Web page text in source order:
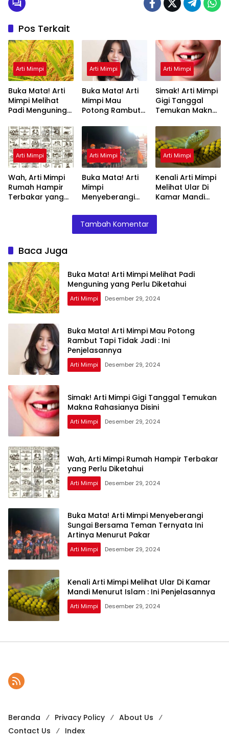
Pos Terkait
Arti Mimpi
Buka Mata! Arti
Mimpi Melihat
Padi Menguning
Diketahui
Arti Mimpi
Buka Mata! Arti
Mimpi Mau
Potong Rambut
Ini Penjelasannya
Arti Mimpi
Simak! Arti Mimpi
Gigi Tanggal
Temukan Makna
Arti Mimpi
Wah, Arti Mimpi
Rumah Hampir
Terbakar yang
Arti Mimpi
Buka Mata! Arti
Mimpi
Menyeberangi
Teman Ternyata
Ini Artinya
Menurut Pakar
Arti Mimpi
Kenali Arti Mimpi
Melihat Ular Di
Kamar Mandi
Ini Penjelasannya
Tambah Komentar
Baca Juga
Buka Mata! Arti Mimpi Melihat Padi
Menguning yang Perlu Diketahui
Arti Mimpi Desember 29, 2024
Buka Mata! Arti Mimpi Mau Potong
Rambut Tapi Tidak Jadi : Ini
Penjelasannya
Arti Mimpi Desember 29, 2024
Simak! Arti Mimpi Gigi Tanggal Temukan
Makna Rahasianya Disini
Arti Mimpi Desember 29, 2024
Wah, Arti Mimpi Rumah Hampir Terbakar
yang Perlu Diketahui
Arti Mimpi Desember 29, 2024
Buka Mata! Arti Mimpi Menyeberangi
Sungai Bersama Teman Ternyata Ini
Artinya Menurut Pakar
Arti Mimpi Desember 29, 2024
Kenali Arti Mimpi Melihat Ular Di Kamar
Mandi Menurut Islam : Ini Penjelasannya
Arti Mimpi Desember 29, 2024
Beranda Privacy Policy
About Us
Contact Us
Index